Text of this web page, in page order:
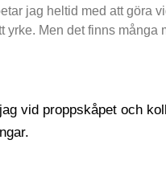
jag heltid med att göra
yrke. Men det finns många